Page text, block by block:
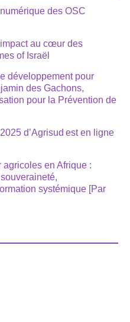
des OSC
au cœur des
of Israël
développement pour
des Gachons,
pour la Prévention de
d’Agrisud est en ligne
en Afrique :
systémique [Par